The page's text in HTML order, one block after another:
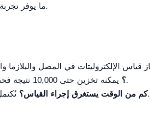
على عرض سعر مخصص من خلال منصة Kalstein Plus، ما يوفر تجربة سلسة في اقتناء جهاز موثوق.
ما سعة التخزين لـ YR06396 // YR06406؟يمكنه تخزين حتى 10,000 نتيجة فحص، وهو مثالي للحفظ الشامل للسجلات.
كم من الوقت يستغرق إجراء القياس؟تُكتمل عملية القياس في أقل من 30 ثانية، مما يوفر تحليلاً سريعاً في البيئات المزدحمة.